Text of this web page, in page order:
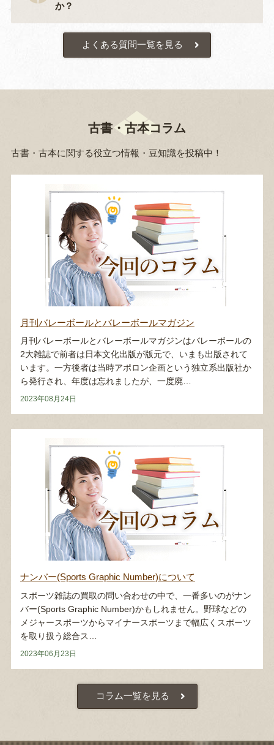
か？
よくある質問一覧を見る
古書・古本コラム
古書・古本に関する役立つ情報・豆知識を投稿中！
月刊バレーボールとバレーボールマガジン
月刊バレーボールとバレーボールマガジンはバレーボールの
2大雑誌で前者は日本文化出版が版元で、いまも出版されて
います。一方後者は当時アポロン企画という独立系出版社か
ら発行され、年度は忘れましたが、一度廃…
2023年08月24日
ナンバー(Sports Graphic Number)について
スポーツ雑誌の買取の問い合わせの中で、一番多いのがナン
バー(Sports Graphic Number)かもしれません。野球などの
メジャースポーツからマイナースポーツまで幅広くスポーツ
を取り扱う総合ス…
2023年06月23日
コラム一覧を見る